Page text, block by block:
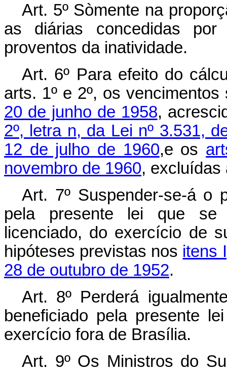
Art. 5º Sòmente na
as diárias concedidas
proventos da inatividade.
Art. 6º Para efeito do
arts. 1º e 2º, os
20 de junho de 1958,
2º, letra n, da Lei nº 3.531,
12 de julho de 1960,e os
novembro de 1960, excluídas
Art. 7º Suspender-se-á o
pela presente lei que se
licenciado, do exercício de
hipóteses previstas nos itens
28 de outubro de 1952.
Art. 8º Perderá
beneficiado pela presente
exercício fora de Brasília.
Art. 9º Os Ministros do